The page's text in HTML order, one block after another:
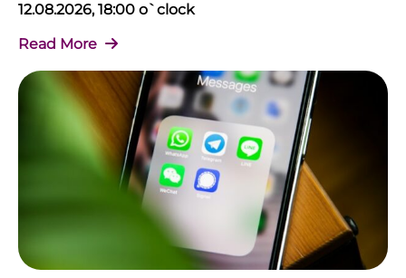
12.08.2026, 18:00 o`clock
Read More